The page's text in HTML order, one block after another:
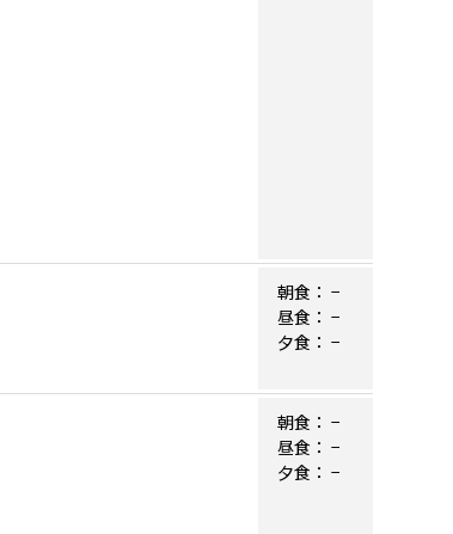
朝食： −
昼食： −
夕食： −
朝食： −
昼食： −
夕食： −